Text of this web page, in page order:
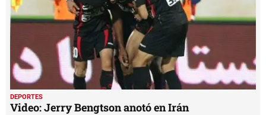
DEPORTES
Video: Jerry Bengtson anotó en Irán